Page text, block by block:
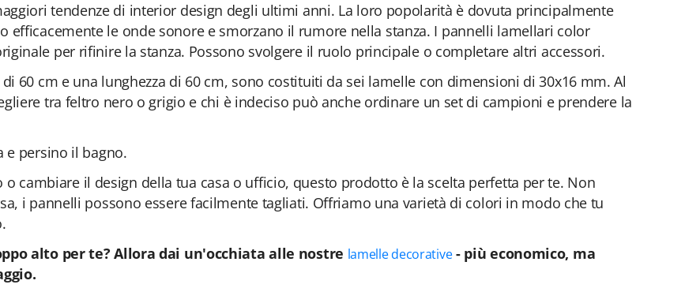
tendenze di interior design degli ultimi anni. La loro popolarità è dovuta principalmente
efficacemente le onde sonore e smorzano il rumore nella stanza. I pannelli lamellari color
per rifinire la stanza. Possono svolgere il ruolo principale o completare altri accessori.
60 cm e una lunghezza di 60 cm, sono costituiti da sei lamelle con dimensioni di 30x16 mm. Al
tra feltro nero o grigio e chi è indeciso può anche ordinare un set di campioni e prendere la
e persino il bagno.
cambiare il design della tua casa o ufficio, questo prodotto è la scelta perfetta per te. Non
i pannelli possono essere facilmente tagliati. Offriamo una varietà di colori in modo che tu
alto per te? Allora dai un'occhiata alle nostre lamelle decorative- più economico, ma